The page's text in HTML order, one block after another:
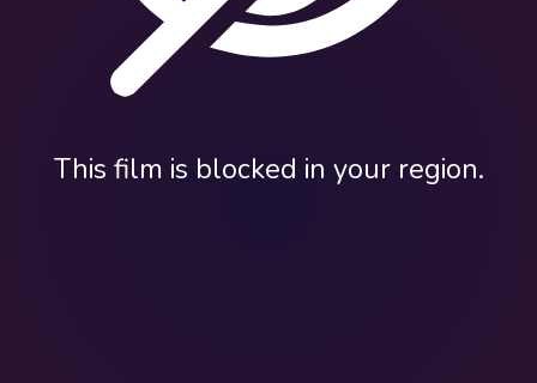
This film is blocked in your region.